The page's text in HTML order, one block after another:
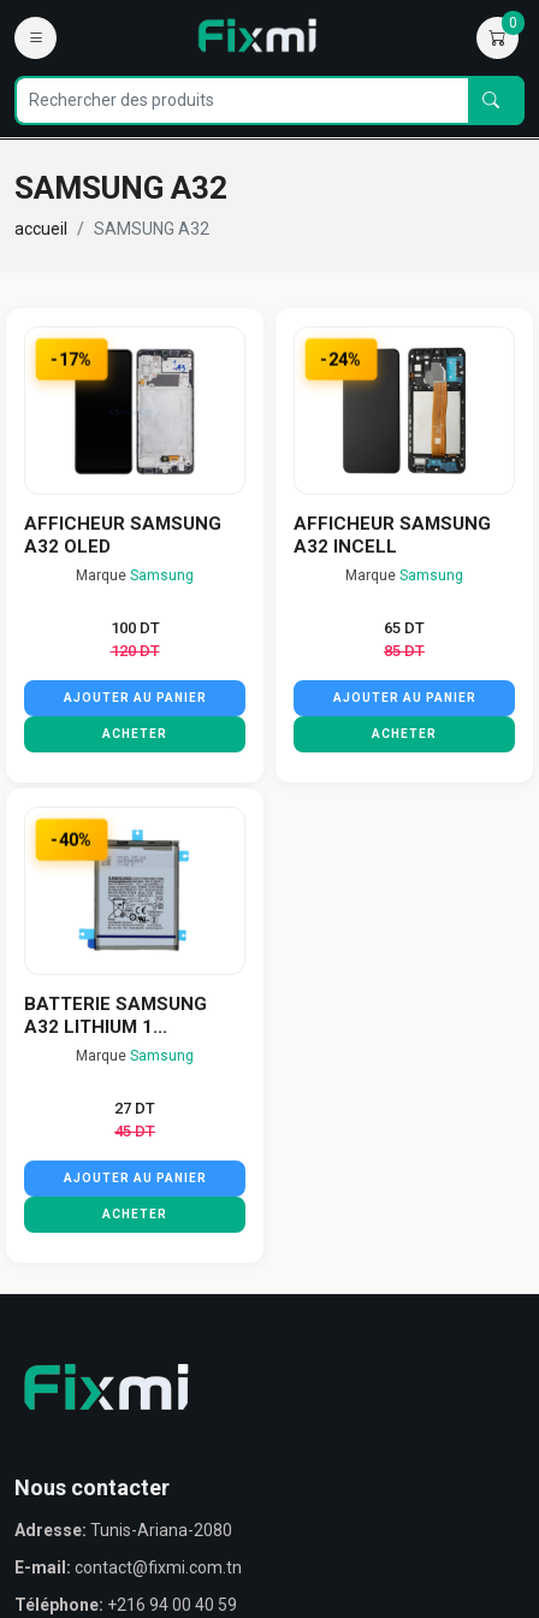
0
SAMSUNG A32
accueil SAMSUNG A32
-17%
AFFICHEUR SAMSUNG
A32 OLED
Marque Samsung
100 DT
120 DT
AJOUTER AU PANIER
ACHETER
-24%
AFFICHEUR SAMSUNG
A32 INCELL
Marque Samsung
65 DT
85 DT
AJOUTER AU PANIER
ACHETER
-40%
BATTERIE SAMSUNG
A32 LITHIUM 1...
Marque Samsung
27 DT
45 DT
AJOUTER AU PANIER
ACHETER
Nous contacter
Adresse: Tunis-Ariana-2080
E-mail: contact@fixmi.com.tn
Téléphone: +216 94 00 40 59